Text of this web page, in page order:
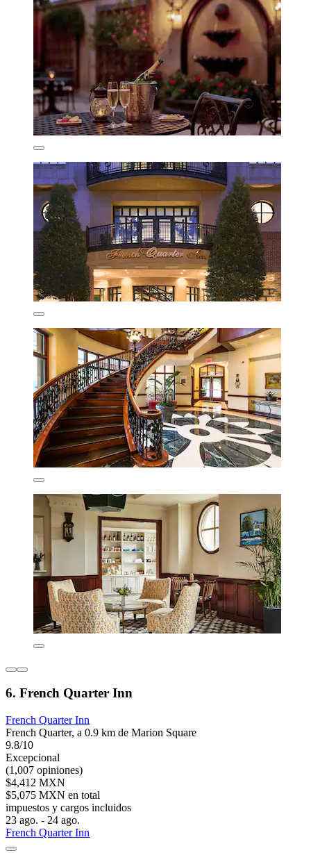
6. French Quarter Inn
French Quarter Inn
French Quarter, a 0.9 km de Marion Square
9.8/10
Excepcional
(1,007 opiniones)
$4,412 MXN
$5,075 MXN en total
impuestos y cargos incluidos
23 ago. - 24 ago.
French Quarter Inn